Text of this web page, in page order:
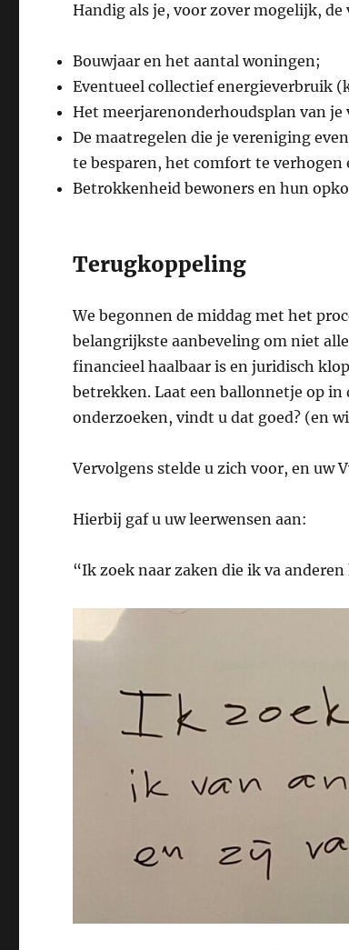
Handig als je, voor zover mogelijk,
Bouwjaar en het aantal woningen;
Eventueel collectief energieverbruik
Het meerjarenonderhoudsplan van
De maatregelen die je vereniging
te besparen, het comfort te
Betrokkenheid bewoners en hun
Terugkoppeling
We begonnen de middag met het
belangrijkste aanbeveling om niet
financieel haalbaar is en juridisch
betrekken. Laat een ballonnetje op
onderzoeken, vindt u dat goed? (en
Vervolgens stelde u zich voor, en uw
Hierbij gaf u uw leerwensen aan:
“Ik zoek naar zaken die ik va